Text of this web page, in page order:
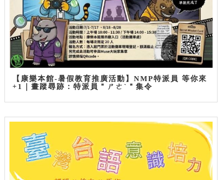
【康樂本館-暑假教育推廣活動】NMP特派員 等你來
+1｜畫蹤尋跡：特派員＂ㄕㄜˋ＂集令